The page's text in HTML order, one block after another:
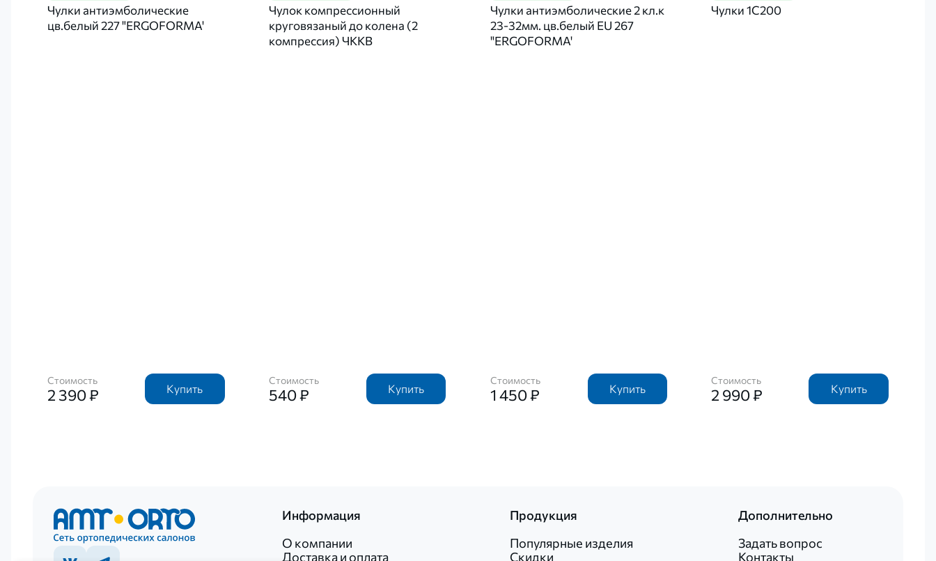
Чулки антиэмболические
цв.белый 227 "ERGOFORMA'
Стоимость
2 390 ₽ Купить
Чулок компрессионный
круговязаный до колена (2
компрессия) ЧККВ
Стоимость
540 ₽ Купить
Чулки антиэмболические 2 кл.к
23-32мм. цв.белый EU 267
"ERGOFORMA'
Стоимость
1 450 ₽ Купить
Чулки 1С200
Стоимость
2 990 ₽ Купить
Информация
О компании
Доставка и оплата
Продукция
Популярные изделия
Скидки
Дополнительно
Задать вопрос
Контакты